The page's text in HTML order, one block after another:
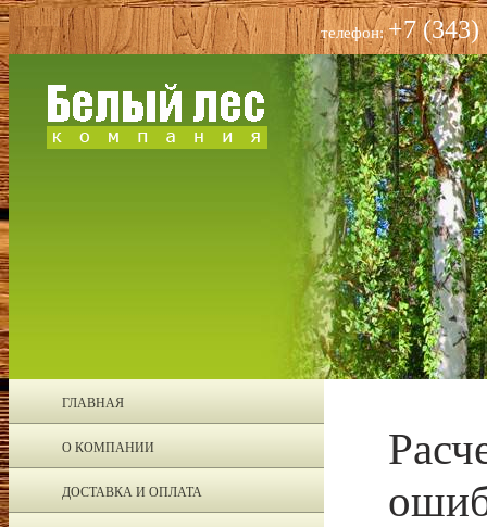
телефон:+7 (343)
ГЛАВНАЯ
О КОМПАНИИ
ДОСТАВКА И ОПЛАТА